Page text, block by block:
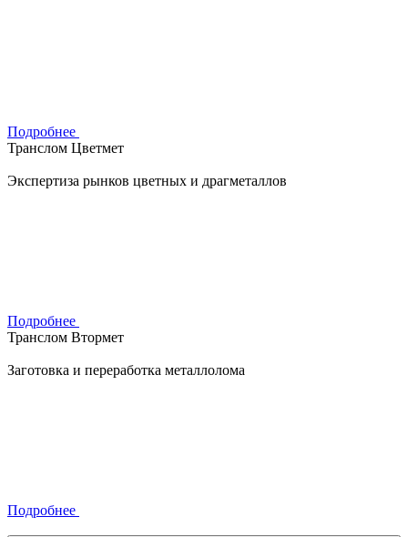
Подробнее
Транслом Цветмет
Экспертиза рынков цветных и драгметаллов
Подробнее
Транслом Втормет
Заготовка и переработка металлолома
Подробнее